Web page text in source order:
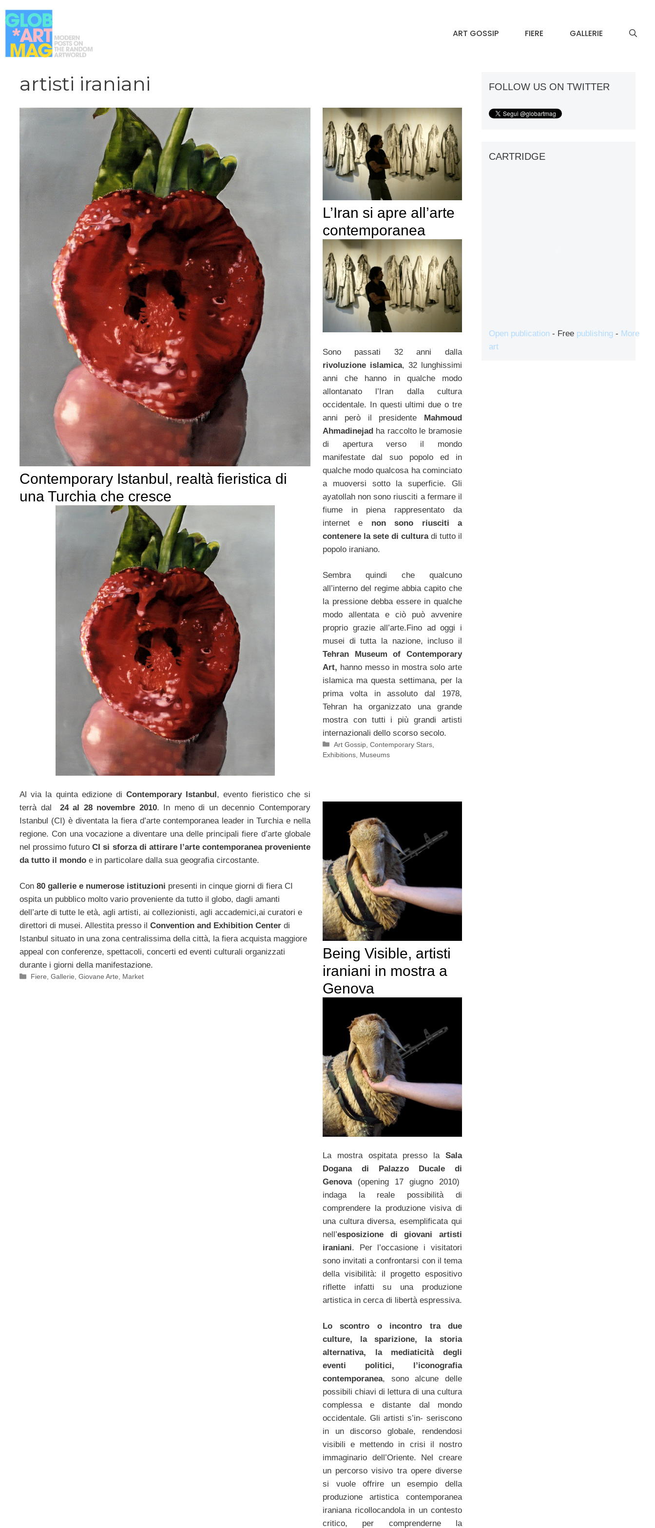
al
contenuto
ART GOSSIP FIERE GALLERIE
artisti iraniani
Contemporary Istanbul, realtà fieristica di
una Turchia che cresce
Al via la quinta edizione di Contemporary Istanbul , evento fieristico che si
terrà dal 24 al 28 novembre 2010. In meno di un decennio Contemporary
Istanbul (CI) è diventata la fiera d’arte contemporanea leader in Turchia e nella
regione. Con una vocazione a diventare una delle principali fiere d’arte globale
nel prossimo futuroCI si sforza di attirare l’arte contemporanea proveniente
da tutto il mondo e in particolare dalla sua geografia circostante.
Con 80 gallerie e numerose istituzioni presenti in cinque giorni di fiera CI
ospita un pubblico molto vario proveniente da tutto il globo, dagli amanti
dell’arte di tutte le età, agli artisti, ai collezionisti, agli accademici,ai curatori e
direttori di musei. Allestita presso il Convention and Exhibition Center di
Istanbul situato in una zona centralissima della città, la fiera acquista maggiore
appeal con conferenze, spettacoli, concerti ed eventi culturali organizzati
durante i giorni della manifestazione.
Categorie
Fiere ,Gallerie ,Giovane Arte Market
L’Iran si apre all’arte
contemporanea
Sono passati 32 anni dalla
rivoluzione islamica, 32 lunghissimi
anni che hanno in qualche modo
allontanato l’Iran dalla cultura
occidentale. In questi ultimi due o tre
anni però il presidente Mahmoud
Ahmadinejadha raccolto le bramosie
di apertura verso il mondo
manifestate dal suo popolo ed in
qualche modo qualcosa ha cominciato
a muoversi sotto la superficie. Gli
ayatollah non sono riusciti a fermare il
fiume in piena rappresentato da
internet e non sono riusciti a
contenere la sete di cultura di tutto il
popolo iraniano.
Sembra quindi che qualcuno
all’interno del regime abbia capito che
la pressione debba essere in qualche
modo allentata e ciò può avvenire
proprio grazie all’arte.Fino ad oggi i
musei di tutta la nazione, incluso il
Tehran Museum of Contemporary
Art, hanno messo in mostra solo arte
islamica ma questa settimana, per la
prima volta in assoluto dal 1978,
Tehran ha organizzato una grande
mostra con tutti i più grandi artisti
internazionali dello scorso secolo.
Categorie
Art Gossip ,Contemporary Stars
Exhibitions, Museums
Being Visible, artisti
iraniani in mostra a
Genova
La mostra ospitata presso laSala
Dogana di Palazzo Ducale di
Genova(opening 17 giugno 2010)
indaga la reale possibilità di
comprendere la produzione visiva di
una cultura diversa, esemplificata qui
nell’esposizione di giovani artisti
iraniani. Per l’occasione i visitatori
sono invitati a confrontarsi con il tema
della visibilità: il progetto espositivo
riflette infatti su una produzione
artistica in cerca di libertà espressiva.
Lo scontro o incontro tra due
culture, la sparizione, la storia
alternativa, la mediaticità degli
eventi politici, l’iconografia
contemporanea, sono alcune delle
possibili chiavi di lettura di una cultura
complessa e distante dal mondo
occidentale. Gli artisti s’in- seriscono
in un discorso globale, rendendosi
visibili e mettendo in crisi il nostro
immaginario dell’Oriente. Nel creare
un percorso visivo tra opere diverse
si vuole offrire un esempio della
produzione artistica contemporanea
iraniana ricollocandola in un contesto
critico, per comprenderne la
FOLLOW US ON TWITTER
CARTRIDGE
Open publication - Free publishing - More
art